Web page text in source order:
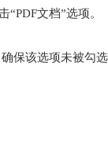
文档”选项。
保该选项未被勾